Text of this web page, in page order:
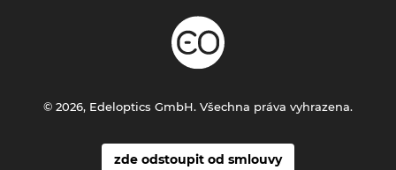
zde odstoupit od smlouvy
© 2026, Edeloptics GmbH. Všechna práva vyhrazena.